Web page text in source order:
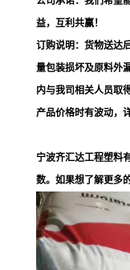
益，互利共赢！
订购说明：货物送达
量包装损坏及原料外
内与我司相关人员取
产品价格时有波动，
宁波齐汇达工程塑料
数。如果想了解更多